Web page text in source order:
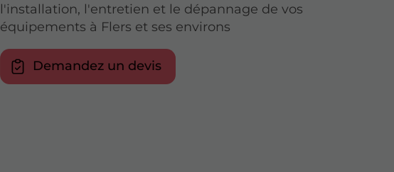
l'installation, l'entretien et le dépannage de vos
équipements à Flers et ses environs
Demandez un devis